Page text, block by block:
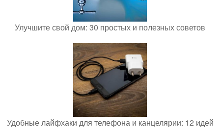
Улучшите свой дом: 30 простых и полезных советов
Удобные лайфхаки для телефона и канцелярии: 12 идей